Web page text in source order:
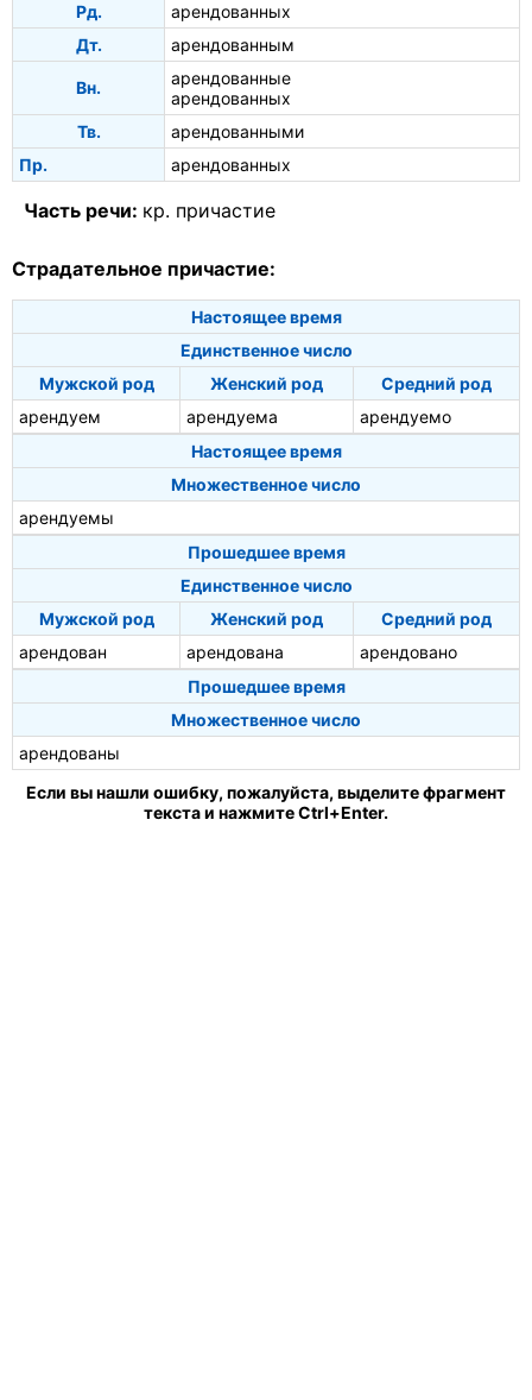
Рд.
арендованных
Дт.
арендованным
Вн.
арендованные
арендованных
Тв.
арендованными
Пр.
арендованных
Часть речи: кр. причастие
Страдательное причастие:
Настоящее время
Единственное число
Мужской род
Женский род
Средний род
арендуем
арендуема
арендуемо
Настоящее время
Множественное число
арендуемы
Прошедшее время
Единственное число
Мужской род
Женский род
Средний род
арендован
арендована
арендовано
Прошедшее время
Множественное число
арендованы
Если вы нашли ошибку, пожалуйста, выделите фрагмент
текста и нажмите Ctrl+Enter.